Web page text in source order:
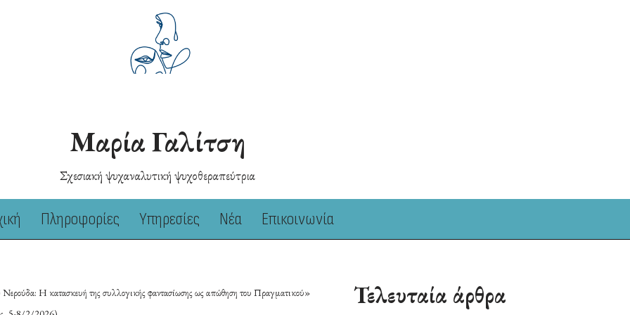
Μαρία Γαλίτση
Σχεσιακή ψυχαναλυτική ψυχοθεραπεύτρια
Πληροφορίες Υπηρεσίες Νέα Επικοινωνία
Η κατασκευή της συλλογικής φαντασίωσης ως απώθηση του Πραγματικού»
Τελευταία άρθρα